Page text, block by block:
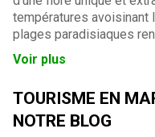
températures avoisinant
plages paradisiaques
Voir plus
TOURISME EN
NOTRE BLOG